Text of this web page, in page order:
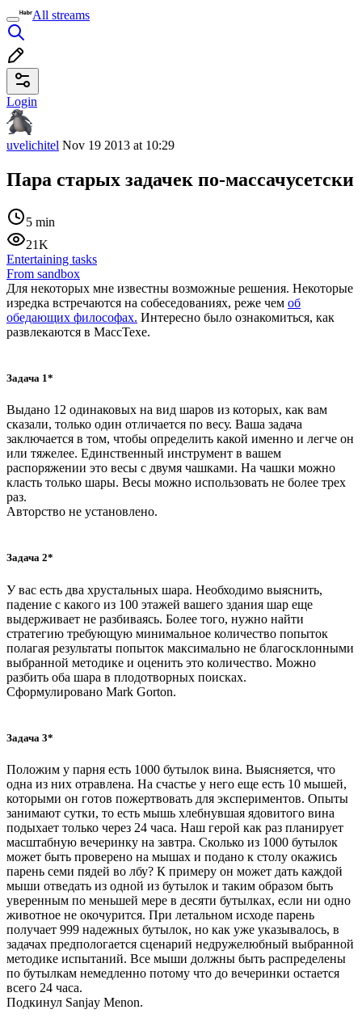
All streams
Login
uvelichitel Nov 19 2013 at 10:29
Пара старых задачек по-массачусетски
5 min
21K
Entertaining tasks
From sandbox
Для некоторых мне известны возможные решения. Некоторые
изредка встречаются на собеседованиях, реже чем об
обедающих философах. Интересно было ознакомиться, как
развлекаются в МассТехе.
Задача 1*
Выдано 12 одинаковых на вид шаров из которых, как вам
сказали, только один отличается по весу. Ваша задача
заключается в том, чтобы определить какой именно и легче он
или тяжелее. Единственный инструмент в вашем
распоряжении это весы с двумя чашками. На чашки можно
класть только шары. Весы можно использовать не более трех
раз.
Авторство не установлено.
Задача 2*
У вас есть два хрустальных шара. Необходимо выяснить,
падение с какого из 100 этажей вашего здания шар еще
выдерживает не разбиваясь. Более того, нужно найти
стратегию требующую минимальное количество попыток
полагая результаты попыток максимально не благосклонными
выбранной методике и оценить это количество. Можно
разбить оба шара в плодотворных поисках.
Сформулировано Mark Gorton.
Задача 3*
Положим у парня есть 1000 бутылок вина. Выясняется, что
одна из них отравлена. На счастье у него еще есть 10 мышей,
которыми он готов пожертвовать для экспериментов. Опыты
занимают сутки, то есть мышь хлебнувшая ядовитого вина
подыхает только через 24 часа. Наш герой как раз планирует
масштабную вечеринку на завтра. Сколько из 1000 бутылок
может быть проверено на мышах и подано к столу окажись
парень семи пядей во лбу? К примеру он может дать каждой
мыши отведать из одной из бутылок и таким образом быть
уверенным по меньшей мере в десяти бутылках, если ни одно
животное не окочурится. При летальном исходе парень
получает 999 надежных бутылок, но как уже указывалось, в
задачах предпологается сценарий недружелюбный выбранной
методике испытаний. Все мыши должны быть распределены
по бутылкам немедленно потому что до вечеринки остается
всего 24 часа.
Подкинул Sanjay Menon.